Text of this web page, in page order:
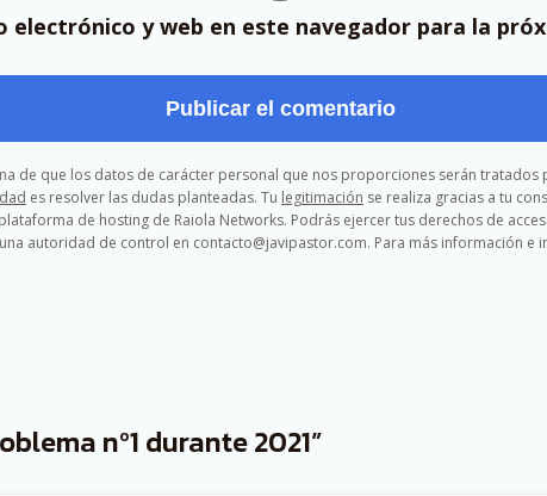
electrónico y web en este navegador para la
de que los datos de carácter personal que nos proporciones serán tratados
es resolver las dudas planteadas. Tu legitimación se realiza gracias a tu
de hosting de Raiola Networks. Podrás ejercer tus derechos de
autoridad de control en contacto@javipastor.com. Para más información e
nº1 durante 2021”